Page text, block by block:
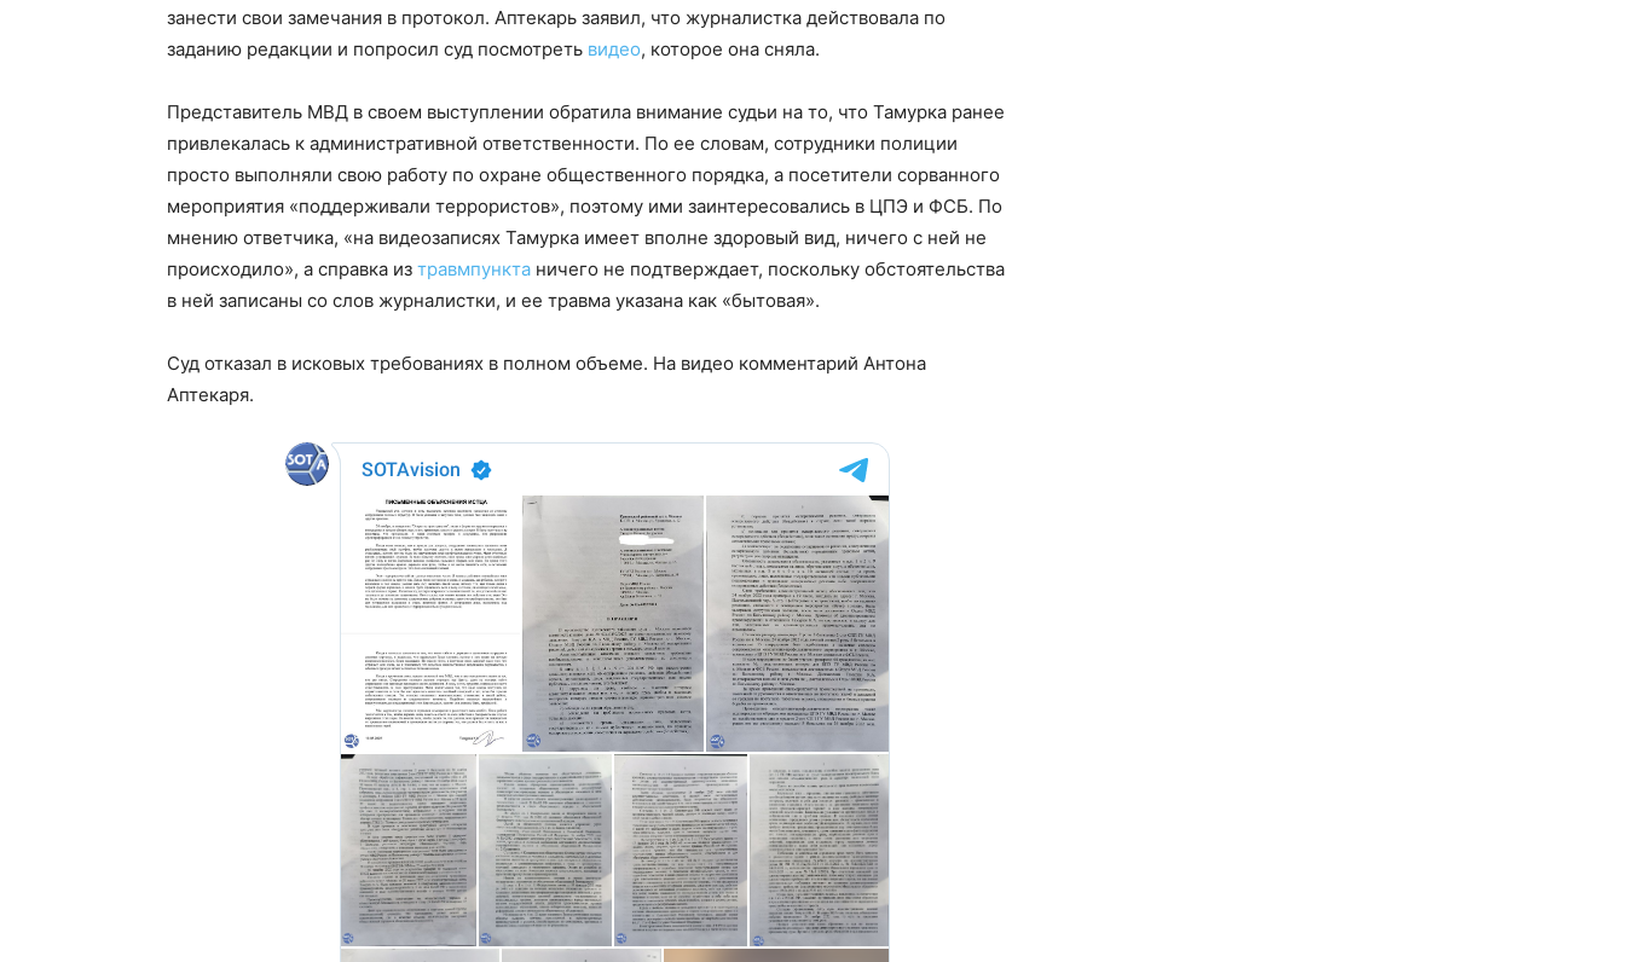
занести свои замечания в протокол. Аптекарь заявил, что журналистка действовала по
заданию редакции и попросил суд посмотреть видео, которое она сняла.
Представитель МВД в своем выступлении обратила внимание судьи на то, что Тамурка ранее
привлекалась к административной ответственности. По ее словам, сотрудники полиции
просто выполняли свою работу по охране общественного порядка, а посетители сорванного
мероприятия «поддерживали террористов», поэтому ими заинтересовались в ЦПЭ и ФСБ. По
мнению ответчика, «на видеозаписях Тамурка имеет вполне здоровый вид, ничего с ней не
происходило», а справка из травмпункта ничего не подтверждает, поскольку обстоятельства
в ней записаны со слов журналистки, и ее травма указана как «бытовая».
Суд отказал в исковых требованиях в полном объеме. На видео комментарий Антона
Аптекаря.